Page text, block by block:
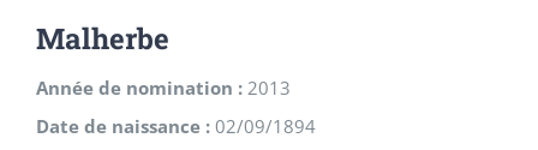
Malherbe
Année de nomination : 2013
Date de naissance : 02/09/1894